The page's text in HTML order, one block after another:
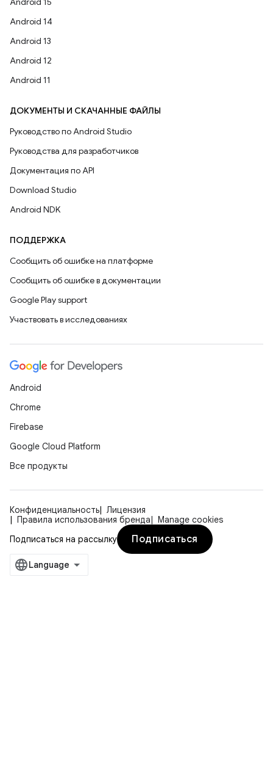
Android 14
Android 13
Android 12
Android 11
ДОКУМЕНТЫ И СКАЧАННЫЕ ФАЙЛЫ
Руководство по Android Studio
Руководства для разработчиков
Документация по API
Download Studio
Android NDK
ПОДДЕРЖКА
Сообщить об ошибке на платформе
Сообщить об ошибке в документации
Google Play support
Участвовать в исследованиях
Android
Chrome
Firebase
Google Cloud Platform
Все продукты
Конфиденциальность
Лицензия
Правила использования бренда
Manage cookies
Подписаться на рассылку
Подписаться